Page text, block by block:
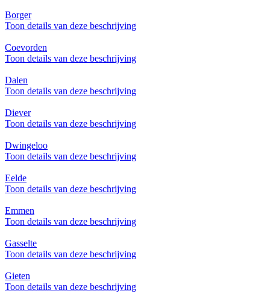
Borger
Toon details van deze beschrijving
Coevorden
Toon details van deze beschrijving
Dalen
Toon details van deze beschrijving
Diever
Toon details van deze beschrijving
Dwingeloo
Toon details van deze beschrijving
Eelde
Toon details van deze beschrijving
Emmen
Toon details van deze beschrijving
Gasselte
Toon details van deze beschrijving
Gieten
Toon details van deze beschrijving